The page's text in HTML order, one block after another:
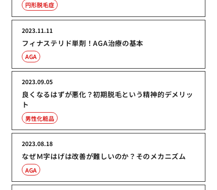
円形脱毛症
フィナステリド単剤！AGA治療の基本
2023.11.11
AGA
良くなるはずが悪化？初期脱毛という精神的デメリッ
ト
2023.09.05
男性化粧品
なぜＭ字はげは改善が難しいのか？そのメカニズム
2023.08.18
AGA